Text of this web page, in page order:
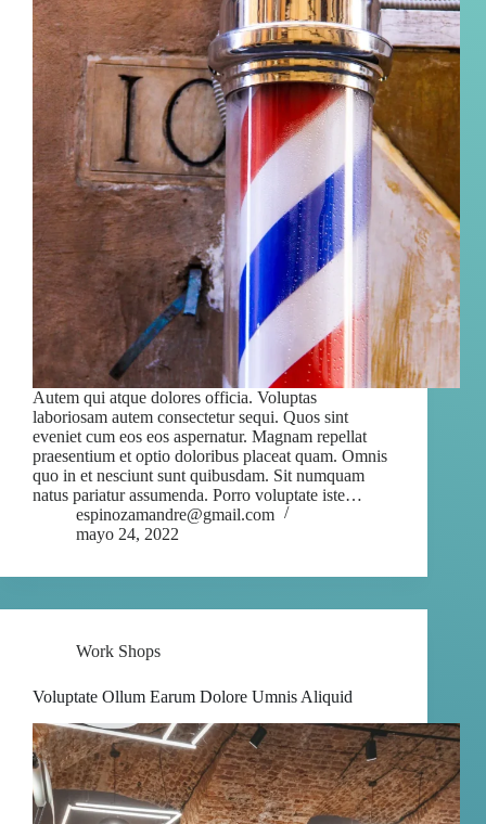
Autem qui atque dolores officia. Voluptas
laboriosam autem consectetur sequi. Quos sint
eveniet cum eos eos aspernatur. Magnam repellat
praesentium et optio doloribus placeat quam. Omnis
quo in et nesciunt sunt quibusdam. Sit numquam
natus pariatur assumenda. Porro voluptate iste…
espinozamandre@gmail.com
mayo 24, 2022
Work Shops
Voluptate Ollum Earum Dolore Umnis Aliquid